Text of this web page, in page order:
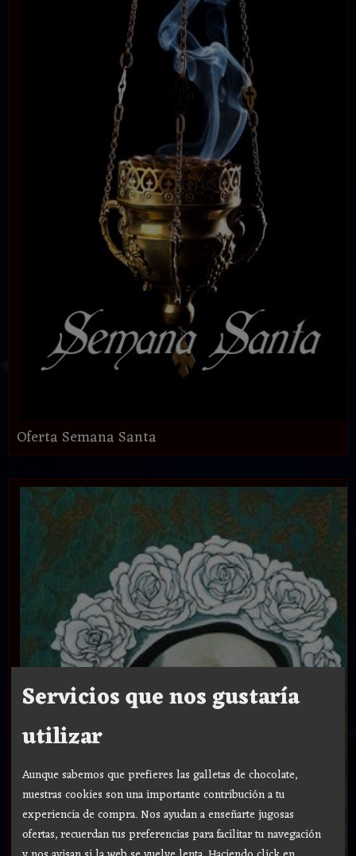
Oferta Semana Santa
Servicios que nos gustaría
utilizar
Aunque sabemos que prefieres las galletas de chocolate,
nuestras cookies son una importante contribución a tu
experiencia de compra. Nos ayudan a enseñarte jugosas
ofertas, recuerdan tus preferencias para facilitar tu navegación